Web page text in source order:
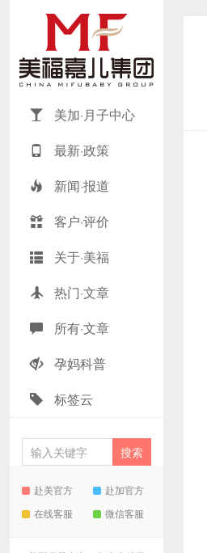
美加·月子中心
最新·政策
新闻·报道
客户·评价
关于·美福
热门·文章
所有·文章
孕妈科普
标签云
赴美官方
赴加官方
在线客服
微信客服